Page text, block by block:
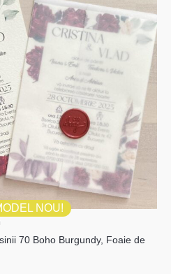
NOU!
70 Boho Burgundy, Foaie de